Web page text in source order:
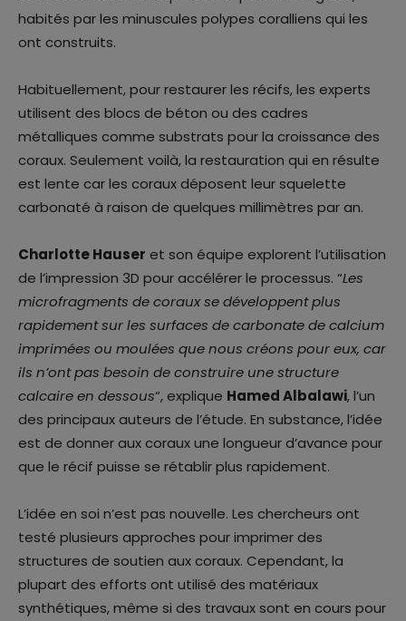
habités par les minuscules polypes coralliens qui les
ont construits.
Habituellement, pour restaurer les récifs, les experts
utilisent des blocs de béton ou des cadres
métalliques comme substrats pour la croissance des
coraux. Seulement voilà, la restauration qui en résulte
est lente car les coraux déposent leur squelette
carbonaté à raison de quelques millimètres par an.
Charlotte Hauser et son équipe explorent l’utilisation
de l’impression 3D pour accélérer le processus. “Les
microfragments de coraux se développent plus
rapidement sur les surfaces de carbonate de calcium
imprimées ou moulées que nous créons pour eux, car
ils n’ont pas besoin de construire une structure
calcaire en dessous“, explique Hamed Albalawi, l’un
des principaux auteurs de l’étude. En substance, l’idée
est de donner aux coraux une longueur d’avance pour
que le récif puisse se rétablir plus rapidement.
L’idée en soi n’est pas nouvelle. Les chercheurs ont
testé plusieurs approches pour imprimer des
structures de soutien aux coraux. Cependant, la
plupart des efforts ont utilisé des matériaux
synthétiques, même si des travaux sont en cours pour